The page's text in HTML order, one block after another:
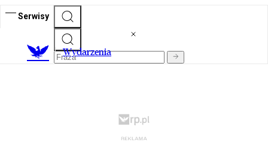
Serwisy
Wydarzenia